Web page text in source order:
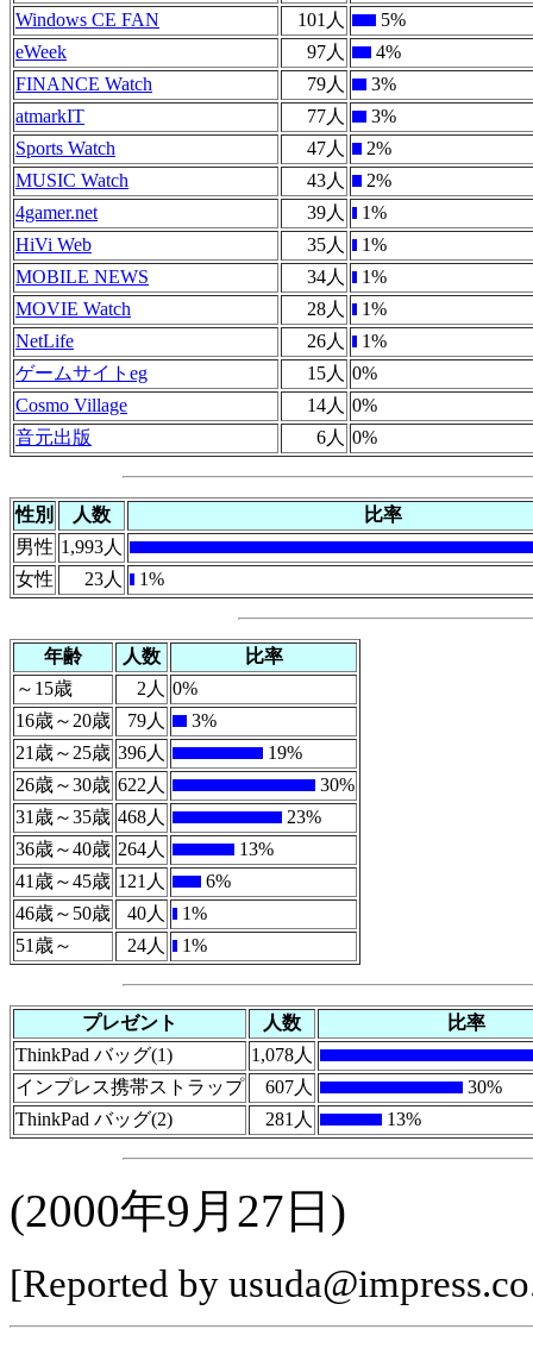
Windows CE FAN 101人
5%
eWeek
97人
4%
FINANCE Watch
79人
3%
atmarkIT
77人
3%
Sports Watch
47人
2%
MUSIC Watch
43人
2%
4gamer.net
39人
1%
HiVi Web
35人
1%
MOBILE NEWS
34人
1%
MOVIE Watch
28人
1%
NetLife
26人
1%
ゲームサイトeg
15人 0%
Cosmo Village
14人 0%
音元出版
6人 0%
性別 人数
比率
男性 1,993人
女性
23人 1%
年齢 人数
比率
～15歳
2人 0%
16歳～20歳
79人
3%
21歳～25歳 396人
19%
26歳～30歳 622人
30%
31歳～35歳 468人
23%
36歳～40歳 264人
13%
41歳～45歳 121人
6%
46歳～50歳
40人
1%
51歳～
24人 1%
プレゼント 人数
比率
ThinkPad バッグ(1)
1,078人
インプレス携帯ストラップ
607人
30%
ThinkPad バッグ(2)
281人 13%
(2000年9月27日)
[Reported by